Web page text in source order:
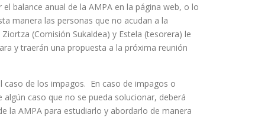
balance anual de la AMPA en la página web, o lo
manera las personas que no acudan a la
(Comisión Sukaldea) y Estela (tesorera) le
y traerán una propuesta a la próxima reunión
caso de los impagos. En caso de impagos o
caso que no se pueda solucionar, deberá
la AMPA para estudiarlo y abordarlo de manera